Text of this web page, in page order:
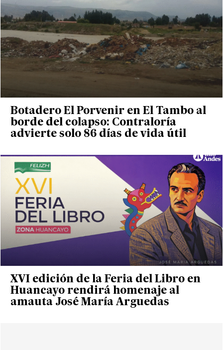
Botadero El Porvenir en El Tambo al
borde del colapso: Contraloría
advierte solo 86 días de vida útil
XVI edición de la Feria del Libro en
Huancayo rendirá homenaje al
amauta José María Arguedas